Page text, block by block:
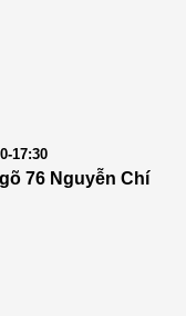
17:30
76 Nguyễn Chí